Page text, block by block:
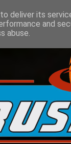
deliver its
and
abuse.